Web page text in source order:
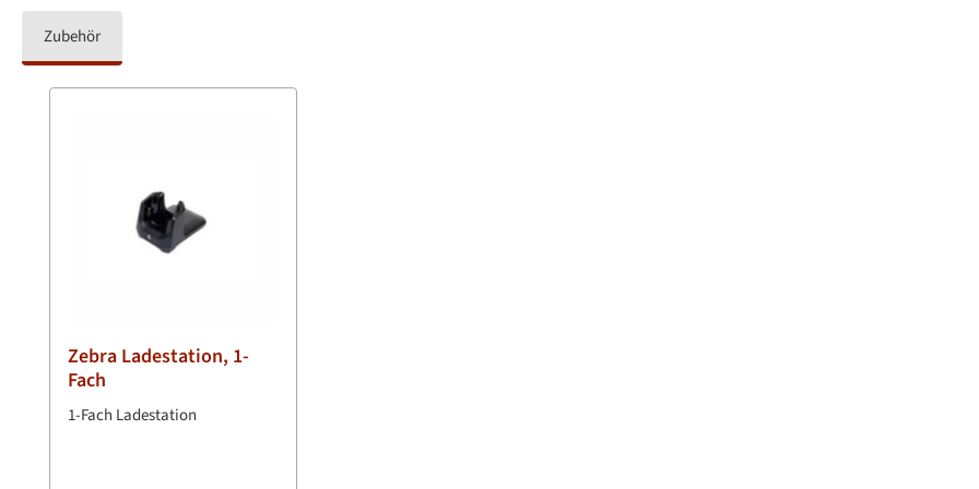
Zubehör
Produktgalerie überspringen
Zebra Ladestation, 1-
Fach
1-Fach Ladestation